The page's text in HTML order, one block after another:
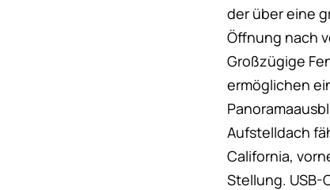
der über eine
Öffnung nach
Großzügige
ermöglichen
Aufstelldach
California,
Stellung. USB-